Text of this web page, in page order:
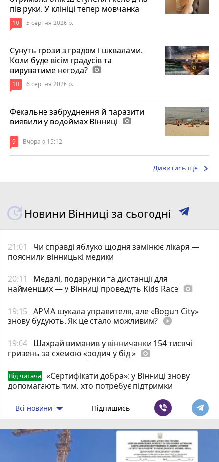
пів руки. У клініці тепер мовчанка
10 5 серпня 2026 р.
Сунуть грози з градом і шквалами.
Коли буде вісім градусів та
вируватиме негода? photo_camera
10 6 серпня 2026 р.
Фекальне забруднення й паразити
виявили у водоймах Вінниці photo_camera
9 Вчора о 15:12
Дивитись ще keyboard_arrow_right
Новини Вінниці за сьогодні
21:01
Чи справді яблуко щодня замінює лікаря —
пояснили вінницькі медики
20:11
Медалі, подарунки та дистанції для
найменших — у Вінниці проведуть Kids Race photo_camera
19:15 АРМА шукала управителя, але «Bogun City»
знову будують. Як це стало можливим? play_circle_filled
19:04 Шахрай виманив у вінничанки 154 тисячі
гривень за схемою «родич у біді» photo_camera
Від читача
«Сертифікати добра»: у Вінниці знову
допомагають тим, хто потребує підтримки
Всі новини Підпишись